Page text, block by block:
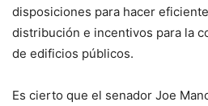
disposiciones para hacer
distribución e incentivos para la
de edificios públicos.
Es cierto que el senador Joe